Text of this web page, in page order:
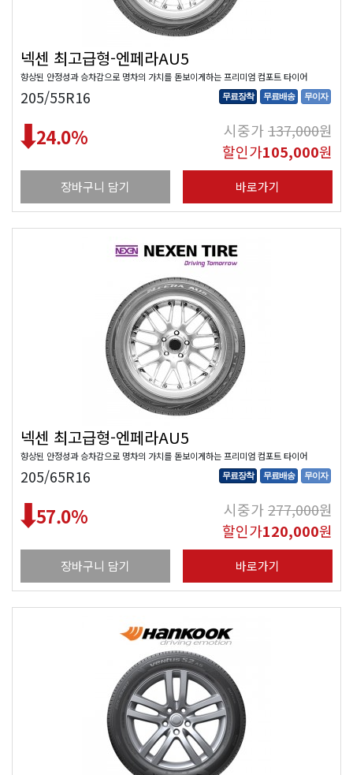
넥센 최고급형-엔페라AU5
향상된 안정성과 승차감으로 명차의 가치를 돋보이게하는 프리미엄 컴포트 타이어
205/55R16 무료장착 무료배송 무이자
24.0% 시중가137,000원
할인가105,000원
장바구니 담기 바로가기
넥센 최고급형-엔페라AU5
향상된 안정성과 승차감으로 명차의 가치를 돋보이게하는 프리미엄 컴포트 타이어
205/65R16 무료장착 무료배송 무이자
57.0% 시중가277,000원
할인가120,000원
장바구니 담기 바로가기